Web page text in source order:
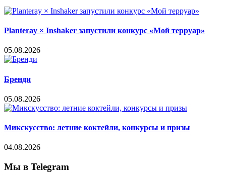
Planteray × Inshaker запустили конкурс «Мой терруар»
05.08.2026
Бренди
05.08.2026
Микскусство: летние коктейли, конкурсы и призы
04.08.2026
Мы в Telegram